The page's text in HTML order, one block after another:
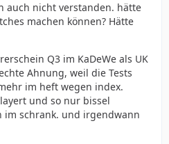
auch nicht verstanden. hätte
machen können? Hätte
Q3 im KaDeWe als UK
Ahnung, weil die Tests
im heft wegen index.
und so nur bissel
im schrank. und irgendwann